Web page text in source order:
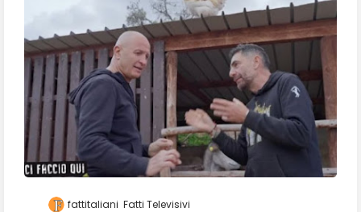
fattitaliani Fatti Televisivi